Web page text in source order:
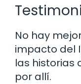
No hay
impacto del
las historias
por allí.